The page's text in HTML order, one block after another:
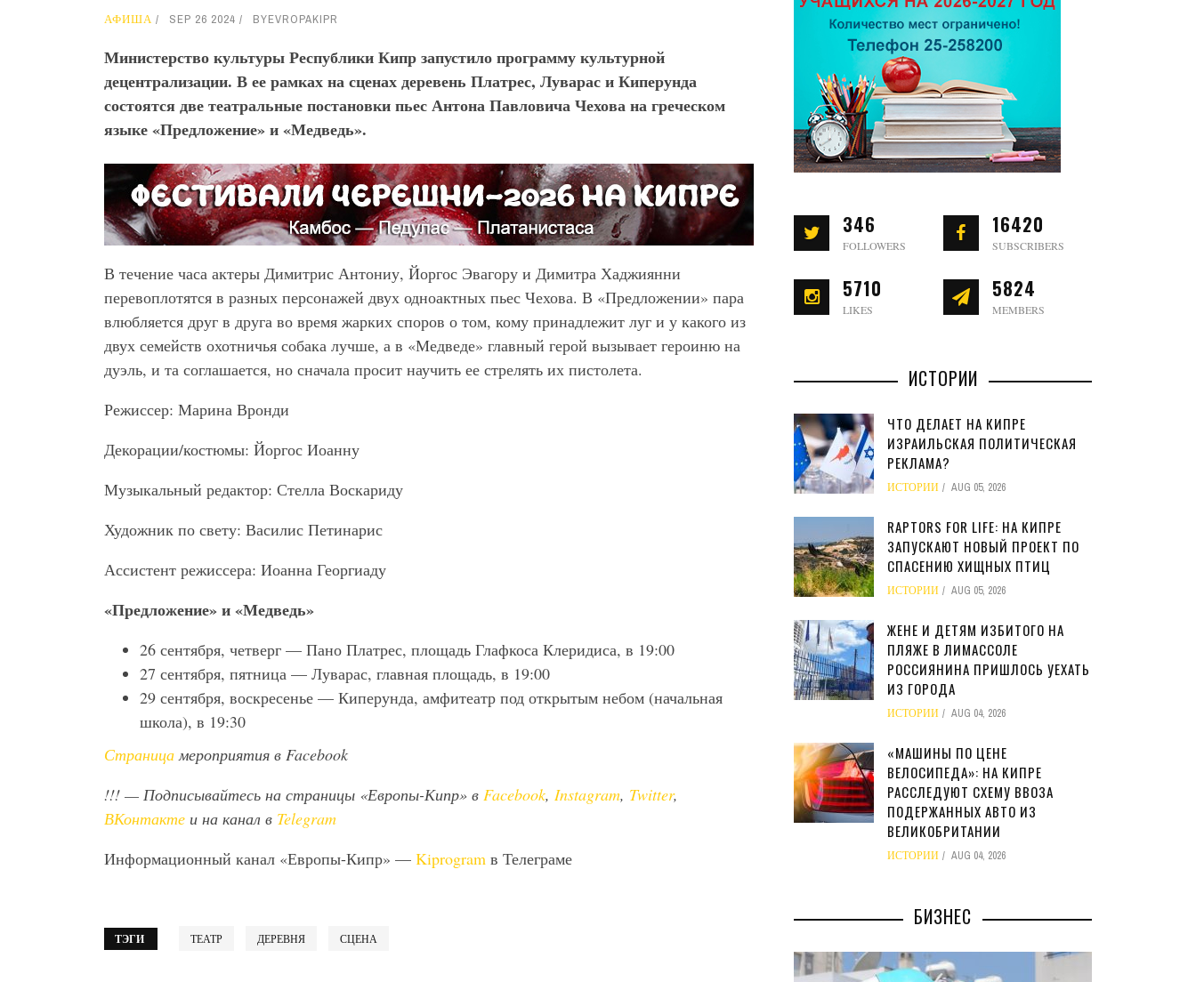
АФИША SEP 26 2024 BYEVROPAKIPR
Министерство культуры Республики Кипр запустило программу культурной
децентрализации. В ее рамках на сценах деревень Платрес, Луварас и Киперунда
состоятся две театральные постановки пьес Антона Павловича Чехова на греческом
языке «Предложение» и «Медведь».
В течение часа актеры Димитрис Антониу, Йоргос Эвагору и Димитра Хаджиянни
перевоплотятся в разных персонажей двух одноактных пьес Чехова. В «Предложении» пара
влюбляется друг в друга во время жарких споров о том, кому принадлежит луг и у какого из
двух семейств охотничья собака лучше, а в «Медведе» главный герой вызывает героиню на
дуэль, и та соглашается, но сначала просит научить ее стрелять их пистолета.
Режиссер: Марина Вронди
Декорации/костюмы: Йоргос Иоанну
Музыкальный редактор: Стелла Воскариду
Художник по свету: Василис Петинарис
Ассистент режиссера: Иоанна Георгиаду
«Предложение» и «Медведь»
26 сентября, четверг — Пано Платрес, площадь Глафкоса Клеридиса, в 19:00
27 сентября, пятница — Луварас, главная площадь, в 19:00
29 сентября, воскресенье — Киперунда, амфитеатр под открытым небом (начальная
школа), в 19:30
Страницамероприятия в Facebook
!!! — Подписывайтесь на страницы «Европы-Кипр» в Facebook, Instagram, Twitter,
ВКонтакте и на канал в Telegram
Информационный канал «Европы-Кипр» — Kiprogram в Телеграме
ТЭГИ ТЕАТР ДЕРЕВНЯ СЦЕНА
346
FOLLOWERS
16420
SUBSCRIBERS
5710
LIKES
5824
MEMBERS
ИСТОРИИ
ЧТО ДЕЛАЕТ НА КИПРЕ
ИЗРАИЛЬСКАЯ ПОЛИТИЧЕСКАЯ
РЕКЛАМА?
ИСТОРИИ AUG 05, 2026
RAPTORS FOR LIFE: НА КИПРЕ
ЗАПУСКАЮТ НОВЫЙ ПРОЕКТ ПО
СПАСЕНИЮ ХИЩНЫХ ПТИЦ
ИСТОРИИ AUG 05, 2026
ЖЕНЕ И ДЕТЯМ ИЗБИТОГО НА
ПЛЯЖЕ В ЛИМАССОЛЕ
РОССИЯНИНА ПРИШЛОСЬ УЕХАТЬ
ИЗ ГОРОДА
ИСТОРИИ AUG 04, 2026
«МАШИНЫ ПО ЦЕНЕ
ВЕЛОСИПЕДА»: НА КИПРЕ
РАССЛЕДУЮТ СХЕМУ ВВОЗА
ПОДЕРЖАННЫХ АВТО ИЗ
ВЕЛИКОБРИТАНИИ
ИСТОРИИ AUG 04, 2026
БИЗНЕС